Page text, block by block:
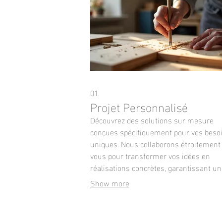
01.
Projet Personnalisé
Découvrez des solutions sur mesure
conçues spécifiquement pour vos
uniques. Nous collaborons
vous pour transformer vos idées en
réalisations concrètes, garantissant un
résultat qui dépasse vos attentes. Notre
approche garantit une intégration
Show more